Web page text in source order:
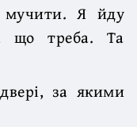
Я йду
що треба. Та
за якими